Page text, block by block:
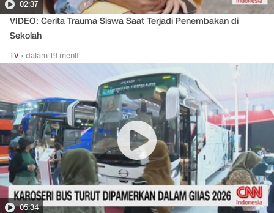
02:37
VIDEO: Cerita Trauma Siswa Saat Terjadi Penembakan di
Sekolah
TV •dalam 19 menit
05:34